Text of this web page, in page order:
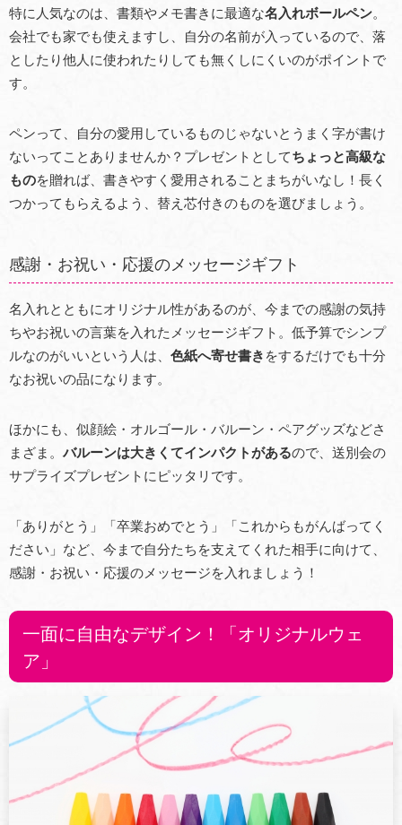
特に人気なのは、書類やメモ書きに最適な名入れボールペン
会社でも家でも使えますし、自分の名前が入っているので、落
としたり他人に使われたりしても無くしにくいのがポイントで
す。
ペンって、自分の愛用しているものじゃないとうまく字が書け
ないってことありませんか？プレゼントとしてちょっと高級な
ものを贈れば、書きやすく愛用されることまちがいなし！長く
つかってもらえるよう、替え芯付きのものを選びましょう。
感謝・お祝い・応援のメッセージギフト
名入れとともにオリジナル性があるのが、今までの感謝の気持
ちやお祝いの言葉を入れたメッセージギフト。低予算でシンプ
ルなのがいいという人は、 色紙へ寄せ書き をするだけでも十分
なお祝いの品になります。
ほかにも、似顔絵・オルゴール・バルーン・ペアグッズなどさ
まざま。 バルーンは大きくてインパクトがあるので、送別会の
サプライズプレゼントにピッタリです。
「ありがとう」「卒業おめでとう」「これからもがんばってく
ださい」など、今まで自分たちを支えてくれた相手に向けて、
感謝・お祝い・応援のメッセージを入れましょう！
一面に自由なデザイン！「オリジナルウェ
ア」